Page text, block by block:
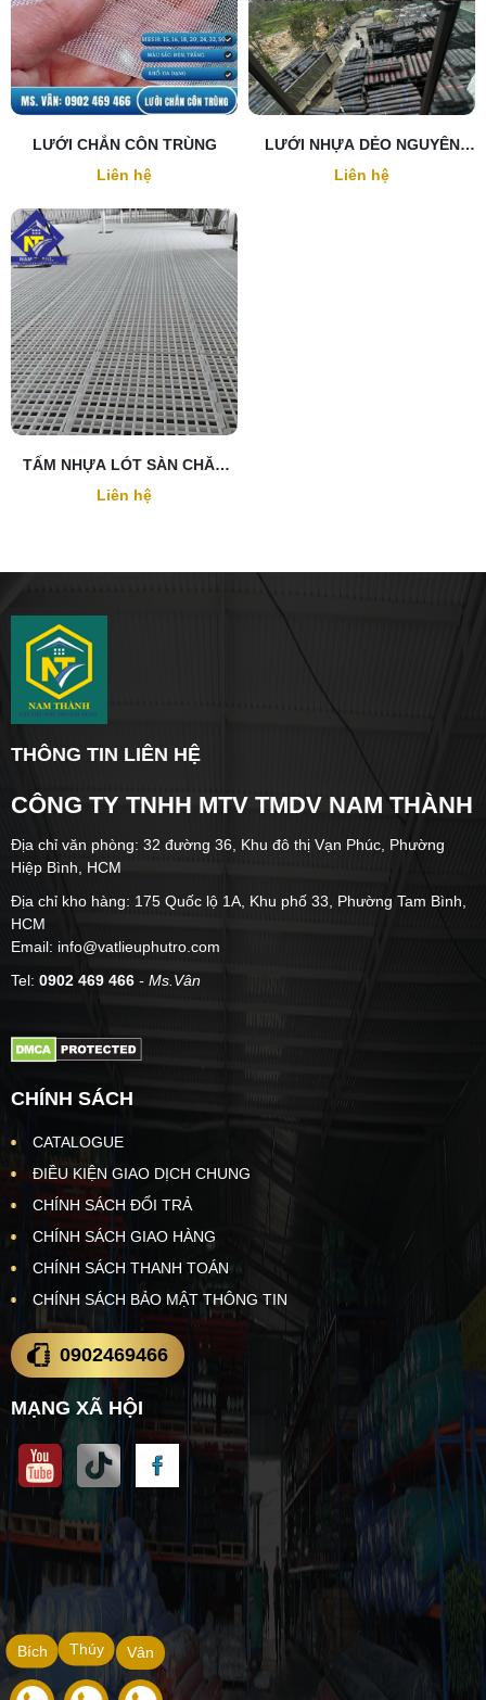
LƯỚI CHẮN CÔN TRÙNG
Liên hệ
LƯỚI NHỰA DẺO NGUYÊN
SINH
Liên hệ
TẤM NHỰA LÓT SÀN CHĂN
NUÔI GIA SÚC, GIA CẦM
Liên hệ
THÔNG TIN LIÊN HỆ
CÔNG TY TNHH MTV TMDV NAM THÀNH
Địa chỉ văn phòng: 32 đường 36, Khu đô thị Vạn Phúc, Phường
Hiệp Bình, HCM
Địa chỉ kho hàng: 175 Quốc lộ 1A, Khu phố 33, Phường Tam Bình,
HCM
Email: info@vatlieuphutro.com
Tel: 0902 469 466 - Ms.Vân
CHÍNH SÁCH
CATALOGUE
ĐIỀU KIỆN GIAO DỊCH CHUNG
CHÍNH SÁCH ĐỔI TRẢ
CHÍNH SÁCH GIAO HÀNG
CHÍNH SÁCH THANH TOÁN
CHÍNH SÁCH BẢO MẬT THÔNG TIN
0902469466
MẠNG XÃ HỘI
Vân
Thúy
Bích